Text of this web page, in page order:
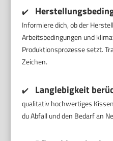
✔️
Informiere dich, ob der
Arbeitsbedingungen und
Produktionsprozesse setzt.
Zeichen.
✔️ Langlebigkeit
qualitativ hochwertiges
du Abfall und den Bedarf an